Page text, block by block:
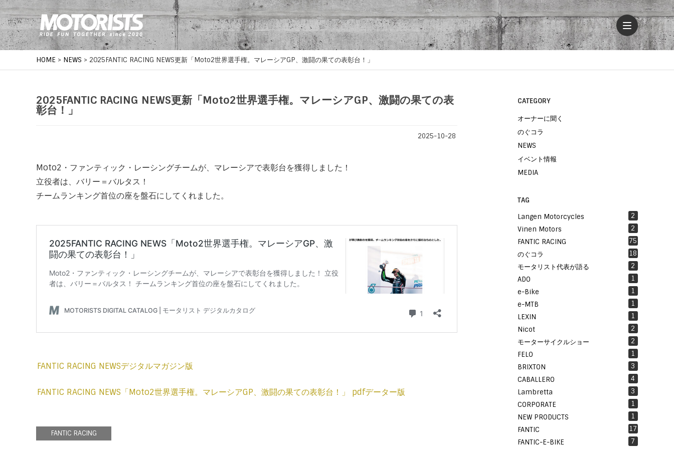
HOME > NEWS > 2025FANTIC RACING NEWS更新「Moto2世界選手権。マレーシアGP、激闘の果ての表彰台！」
2025FANTIC RACING NEWS更新「Moto2世界選手権。マレーシアGP、激闘の果ての表
彰台！」
2025-10-28
Moto2・ファンティック・レーシングチームが、マレーシアで表彰台を獲得しました！
立役者は、バリー＝バルタス！
チームランキング首位の座を盤石にしてくれました。
FANTIC RACING NEWSデジタルマガジン版
FANTIC RACING NEWS「Moto2世界選手権。マレーシアGP、激闘の果ての表彰台！」 pdfデーター版
FANTIC RACING
CATEGORY
オーナーに聞く
のぐコラ
NEWS
イベント情報
MEDIA
TAG
Langen Motorcycles
2
Vinen Motors
2
FANTIC RACING
75
のぐコラ
18
モータリスト代表が語る
2
ADO
1
e-Bike
1
e-MTB
1
LEXIN
1
Nicot
2
モーターサイクルショー
2
FELO
1
BRIXTON
3
CABALLERO
4
Lambretta
3
CORPORATE
1
NEW PRODUCTS
1
FANTIC
17
FANTIC-E-BIKE
7